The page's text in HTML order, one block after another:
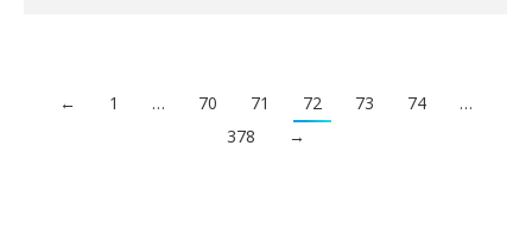
← 1 … 70 71 72 73 74
…
378
→